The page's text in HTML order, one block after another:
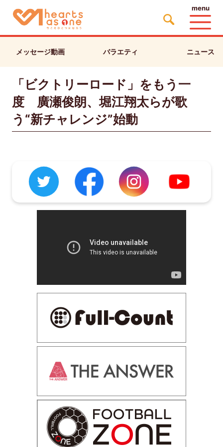
menu
メッセージ動画 バラエティ ニュース
「ビクトリーロード」をもう一
度 廣瀬俊朗、堀江翔太らが歌
う“新チャレンジ”始動